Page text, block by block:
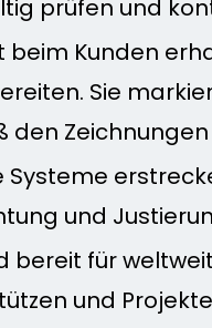
prüfen und
beim Kunden
Sie
den Zeichnungen
Systeme
und
bereit für
und